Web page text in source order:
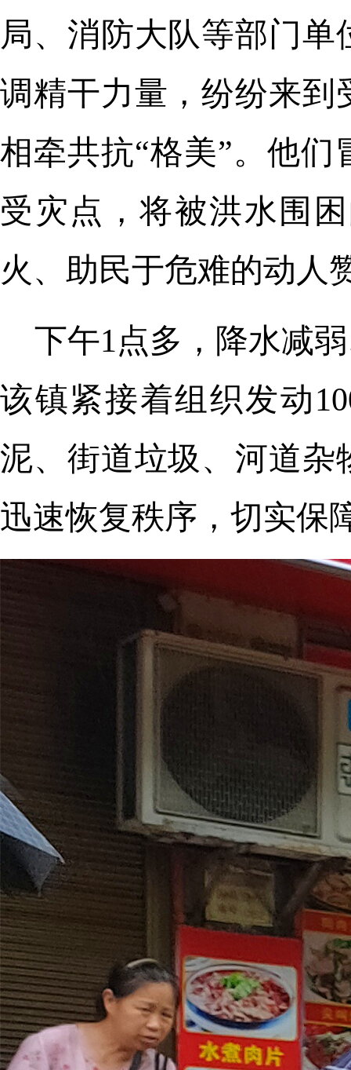
局、消防大队等部门
调精干力量，纷纷来到
相牵共抗“格美”。他
受灾点，将被洪水围
火、助民于危难的动人
下午1点多，降水减
该镇紧接着组织发动
泥、街道垃圾、河道杂
迅速恢复秩序，切实保